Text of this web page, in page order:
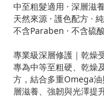
中至粗髮適用 · 深層滋
天然來源 · 護色配方 ·
不含Paraben · 不含硫
專業級深層修護｜乾燥
專為中等至粗硬、乾燥
方，結合多重Omega
層滋養、強韌與光澤提